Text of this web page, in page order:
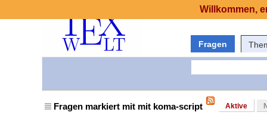
Fragen
Fragen markiert mit mit koma-script Aktive
Willkommen,